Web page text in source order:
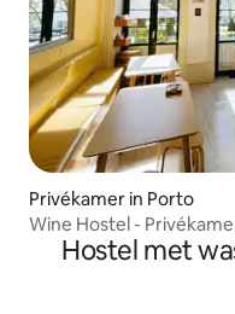
Privékamer in Porto
Wine Hostel -
Hostel met